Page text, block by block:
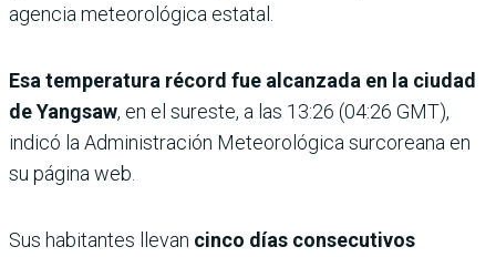
agencia meteorológica estatal.
Esa temperatura récord fue alcanzada en la ciudad
de Yangsaw, en el sureste, a las 13:26 (04:26 GMT),
indicó la Administración Meteorológica surcoreana en
su página web.
Sus habitantes llevan cinco días consecutivos